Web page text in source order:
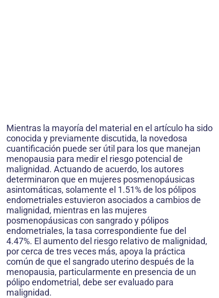
Mientras la mayoría del material en el artículo ha sido
conocida y previamente discutida, la novedosa
cuantificación puede ser útil para los que manejan
menopausia para medir el riesgo potencial de
malignidad. Actuando de acuerdo, los autores
determinaron que en mujeres posmenopáusicas
asintomáticas, solamente el 1.51% de los pólipos
endometriales estuvieron asociados a cambios de
malignidad, mientras en las mujeres
posmenopáusicas con sangrado y pólipos
endometriales, la tasa correspondiente fue del
4.47%. El aumento del riesgo relativo de malignidad,
por cerca de tres veces más, apoya la práctica
común de que el sangrado uterino después de la
menopausia, particularmente en presencia de un
pólipo endometrial, debe ser evaluado para
malignidad.